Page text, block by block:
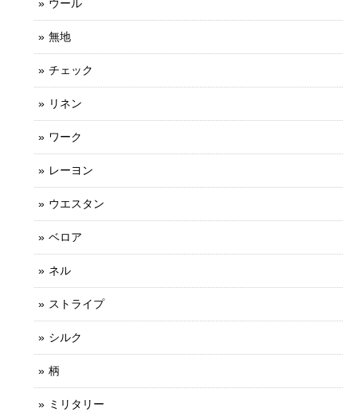
ウール
無地
チェック
リネン
ワーク
レーヨン
ウエスタン
ベロア
ネル
ストライプ
シルク
柄
ミリタリー